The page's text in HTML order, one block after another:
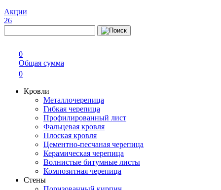
Акции
26
0
Общая сумма
0
Кровли
Металлочерепица
Гибкая черепица
Профилированный лист
Фальцевая кровля
Плоская кровля
Цементно-песчаная черепица
Керамическая черепица
Волнистые битумные листы
Композитная черепица
Стены